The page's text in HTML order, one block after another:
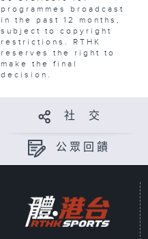
programmes broadcast
in the past 12 months,
subject to copyright
restrictions. RTHK
reserves the right to
make the final
decision.
社 交
公眾回饋